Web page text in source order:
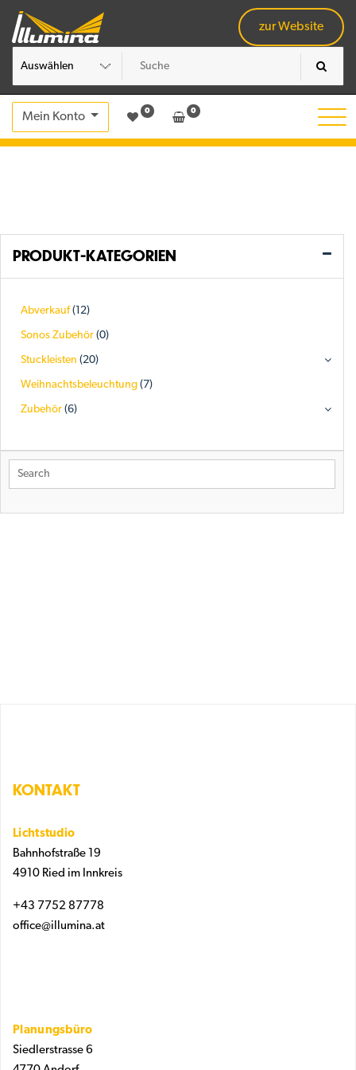
content
zur Website
Mein Konto 0 0
PRODUKT-KATEGORIEN
Abverkauf (12)
Sonos Zubehör (0)
Stuckleisten (20)
Weihnachtsbeleuchtung (7)
Zubehör (6)
KONTAKT
Lichtstudio
Bahnhofstraße 19
4910 Ried im Innkreis
+43 7752 87778
office@illumina.at
Planungsbüro
Siedlerstrasse 6